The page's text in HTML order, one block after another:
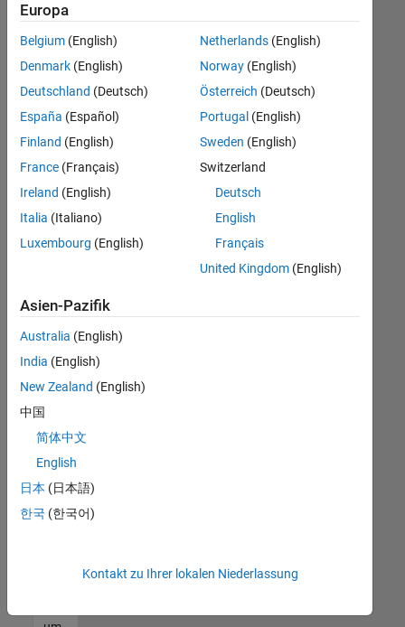
Ihren
Suchkriterien
entsprechen.
können
die
Suchkriterien
weiter
fassen
oder
alle
Stellenangebote
anzeigen .
noch
keine
offenen
Stellen
können,
die
Ihren
entsprechen,
werden
unseres
Europa
Belgium (English)
Denmark (English)
Deutschland (Deutsch)
España (Español)
Finland (English)
France (Français)
Ireland (English)
Italia (Italiano)
Luxembourg (English)
Netherlands(English)
Norway(English)
Österreich (Deutsch)
Portugal (English)
Sweden (English)
Switzerland
Deutsch
English
Français
United Kingdom(English)
Asien-Pazifik
Australia (English)
India (English)
New Zealand (English)
中国
简体中文
English
日本 (日本語)
한국 (한국어)
Kontakt zu Ihrer lokalen Niederlassung